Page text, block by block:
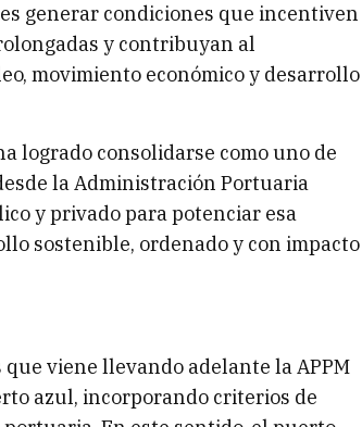
generar condiciones que incentiven
y contribuyan al
movimiento económico y desarrollo
logrado consolidarse como uno de
la Administración Portuaria
y privado para potenciar esa
sostenible, ordenado y con impacto
viene llevando adelante la APPM
azul, incorporando criterios de